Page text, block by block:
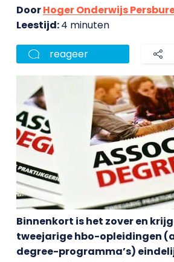
DoorHoger Onderwijs
Leestijd:4 minuten
reageer
Binnenkort is het zover en
tweejarige hbo-opleidingen
degree-programma’s)